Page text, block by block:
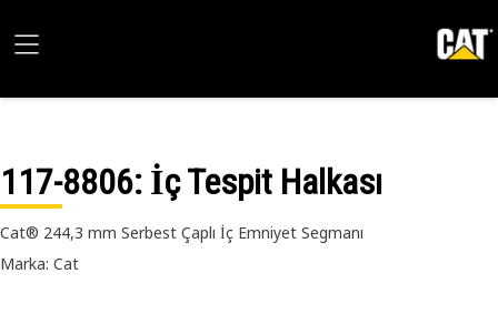
117-8806: İç Tespit Halkası
Cat® 244,3 mm Serbest Çaplı İç Emniyet Segmanı
Marka: Cat